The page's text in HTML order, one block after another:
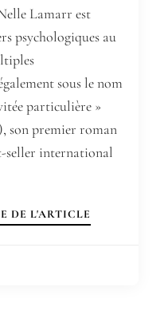
Lamarr est
psychologiques au
sous le nom
particulière »
son premier roman
seller international
DE L'ARTICLE